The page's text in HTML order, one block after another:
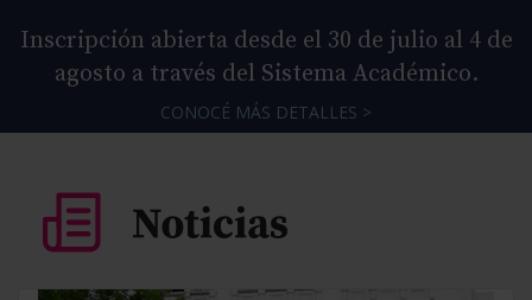
Inscripción abierta desde el 30 de julio al 4 de
agosto a través del Sistema Académico.
CONOCÉ MÁS DETALLES >